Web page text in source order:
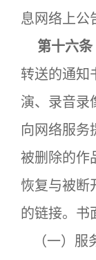
息网络上公
第十六条
转送的通知
演、录音录
向网络服务
被删除的作
恢复与被断
的链接。书
（一）服